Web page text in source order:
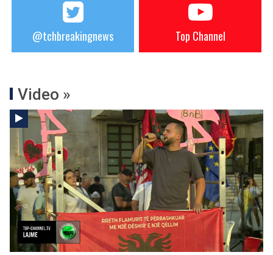
@tchbreakingnews Top Channel
Video »